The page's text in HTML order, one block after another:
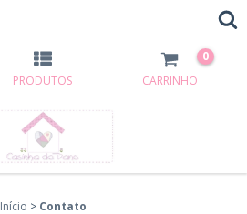
PRODUTOS CARRINHO
0
Início > Contato